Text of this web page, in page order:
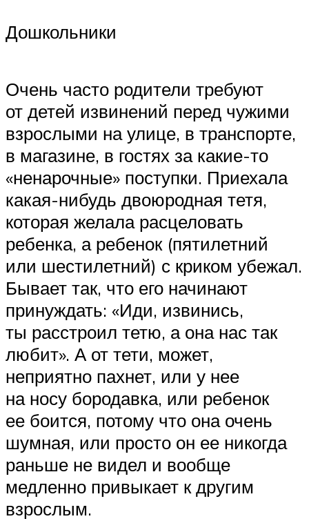
Дошкольники
Очень часто родители требуют
от детей извинений перед чужими
взрослыми на улице, в транспорте,
в магазине, в гостях за какие-то
«ненарочные» поступки. Приехала
какая-нибудь двоюродная тетя,
которая желала расцеловать
ребенка, а ребенок (пятилетний
или шестилетний) с криком убежал.
Бывает так, что его начинают
принуждать: «Иди, извинись,
ты расстроил тетю, а она нас так
любит». А от тети, может,
неприятно пахнет, или у нее
на носу бородавка, или ребенок
ее боится, потому что она очень
шумная, или просто он ее никогда
раньше не видел и вообще
медленно привыкает к другим
взрослым.